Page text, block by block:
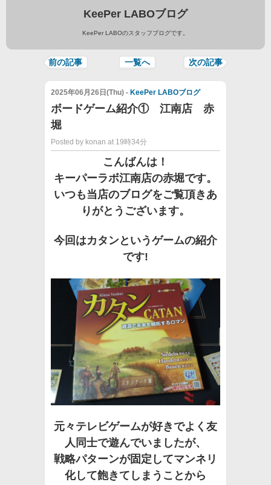
KeePer LABOブログ
KeePer LABOのスタッフブログです。
前の記事 一覧へ 次の記事
2025年06月26日(Thu) - KeePer LABOブログ
ボードゲーム紹介① 江南店 赤
堀
Posted by konan at 19時34分
こんばんは！
キーパーラボ江南店の赤堀です。
いつも当店のブログをご覧頂きあ
りがとうございます。
今回はカタンというゲームの紹介
です!
元々テレビゲームが好きでよく友
人同士で遊んでいましたが、
戦略パターンが固定してマンネリ
化して飽きてしまうことから